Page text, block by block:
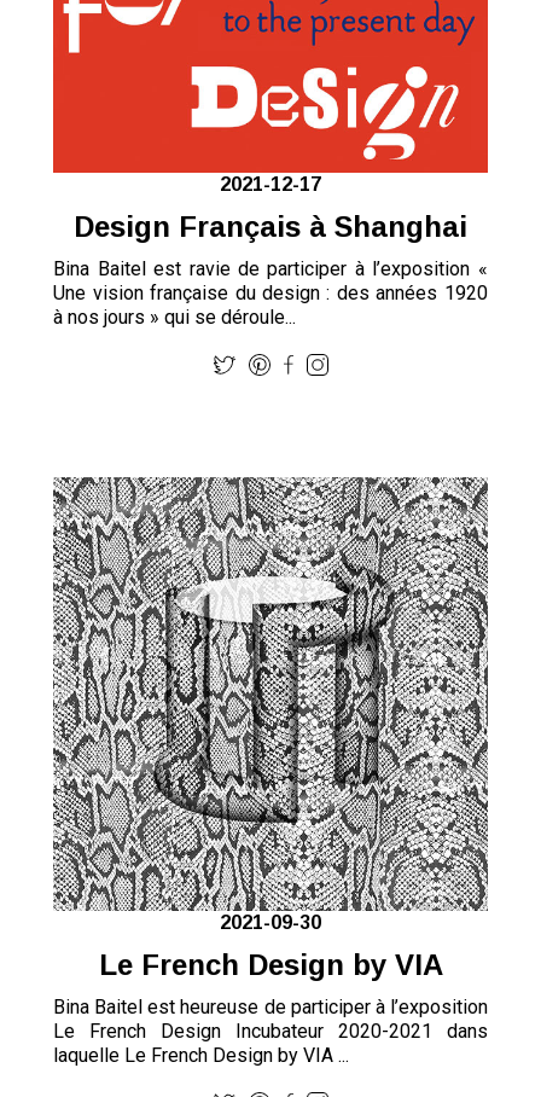
2021-12-17
Design Français à Shanghai
Bina Baitel est ravie de participer à l’exposition «
Une vision française du design : des années 1920
à nos jours » qui se déroule...
2021-09-30
Le French Design by VIA
Bina Baitel est heureuse de participer à l’exposition
Le French Design Incubateur 2020-2021 dans
laquelle Le French Design by VIA ...